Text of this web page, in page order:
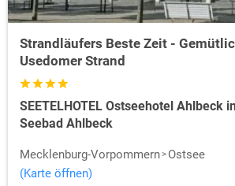
Strandläufers Beste Zeit -
Usedomer Strand
SEETELHOTEL Ostseehotel Ahlbeck in
Seebad Ahlbeck
Mecklenburg-Vorpommern
Ostsee
(Karte öffnen)